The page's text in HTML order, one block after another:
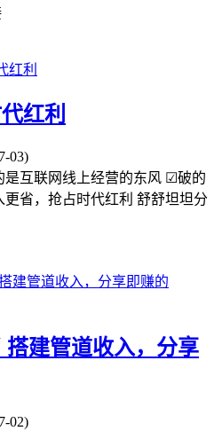
红利
03)
互联网线上经营的东风 ☑破的
省，抢占时代红利 舒舒坦坦分
建管道收入，分享
02)